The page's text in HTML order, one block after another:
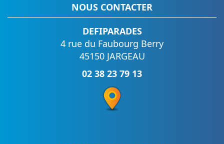
NOUS CONTACTER
DEFIPARADES
4 rue du Faubourg Berry
45150 JARGEAU
02 38 23 79 13